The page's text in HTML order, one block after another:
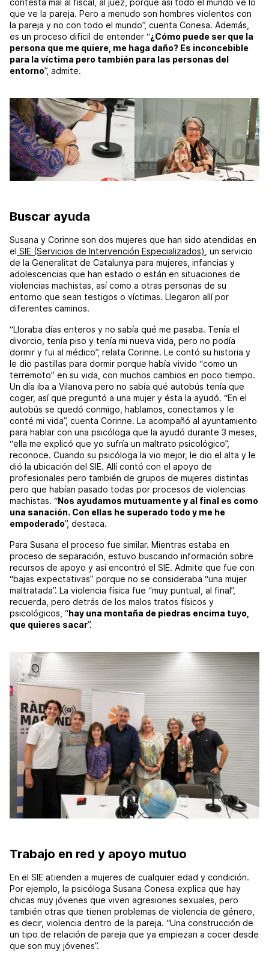
que ve la pareja. Pero a menudo son hombres violentos con
la pareja y no con todo el mundo”, cuenta Conesa. Además,
es un proceso difícil de entender “¿Cómo puede ser que la
persona que me quiere, me haga daño? Es inconcebible
para la víctima pero también para las personas del
entorno”, admite.
Buscar ayuda
Susana y Corinne son dos mujeres que han sido atendidas en
el SIE (Servicios de Intervención Especializados) , un servicio
de la Generalitat de Catalunya para mujeres, infancias y
adolescencias que han estado o están en situaciones de
violencias machistas, así como a otras personas de su
entorno que sean testigos o víctimas. Llegaron allí por
diferentes caminos.
“Lloraba días enteros y no sabía qué me pasaba. Tenía el
divorcio, tenía piso y tenía mi nueva vida, pero no podía
dormir y fui al médico”, relata Corinne. Le contó su historia y
le dio pastillas para dormir porque había vivido “como un
terremoto” en su vida, con muchos cambios en poco tiempo.
Un día iba a Vilanova pero no sabía qué autobús tenía que
coger, así que preguntó a una mujer y ésta la ayudó. “En el
autobús se quedó conmigo, hablamos, conectamos y le
conté mi vida”, cuenta Corinne. La acompañó al ayuntamiento
para hablar con una psicóloga que la ayudó durante 3 meses,
“ella me explicó que yo sufría un maltrato psicológico”,
reconoce. Cuando su psicóloga la vio mejor, le dio el alta y le
dió la ubicación del SIE. Allí contó con el apoyo de
profesionales pero también de grupos de mujeres distintas
pero que habían pasado todas por procesos de violencias
machistas. “Nos ayudamos mutuamente y al final es como
una sanación. Con ellas he superado todo y me he
empoderado”, destaca.
Para Susana el proceso fue similar. Mientras estaba en
proceso de separación, estuvo buscando información sobre
recursos de apoyo y así encontró el SIE. Admite que fue con
“bajas expectativas” porque no se consideraba “una mujer
maltratada”. La violencia física fue “muy puntual, al final”,
recuerda, pero detrás de los malos tratos físicos y
psicológicos, “hay una montaña de piedras encima tuyo,
que quieres sacar”.
Trabajo en red y apoyo mutuo
En el SIE atienden a mujeres de cualquier edad y condición.
Por ejemplo, la psicóloga Susana Conesa explica que hay
chicas muy jóvenes que viven agresiones sexuales, pero
también otras que tienen problemas de violencia de género,
es decir, violencia dentro de la pareja. “Una construcción de
un tipo de relación de pareja que ya empiezan a cocer desde
que son muy jóvenes”.